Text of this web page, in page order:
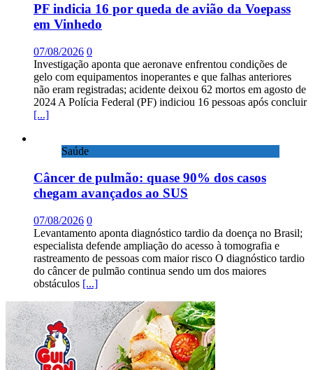
PF indicia 16 por queda de avião da Voepass
em Vinhedo
07/08/2026 0
Investigação aponta que aeronave enfrentou condições de
gelo com equipamentos inoperantes e que falhas anteriores
não eram registradas; acidente deixou 62 mortos em agosto de
2024 A Polícia Federal (PF) indiciou 16 pessoas após concluir
[...]
Saúde
Câncer de pulmão: quase 90% dos casos
chegam avançados ao SUS
07/08/2026 0
Levantamento aponta diagnóstico tardio da doença no Brasil;
especialista defende ampliação do acesso à tomografia e
rastreamento de pessoas com maior risco O diagnóstico tardio
do câncer de pulmão continua sendo um dos maiores
obstáculos [...]